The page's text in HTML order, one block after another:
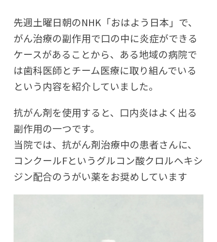
先週土曜日朝のNHK「おはよう日本」で、
がん治療の副作用で口の中に炎症ができる
ケースがあることから、ある地域の病院で
は歯科医師とチーム医療に取り組んでいる
という内容を紹介していました。
抗がん剤を使用すると、口内炎はよく出る
副作用の一つです。
当院では、抗がん剤治療中の患者さんに、
コンクールFというグルコン酸クロルヘキシ
ジン配合のうがい薬をお奨めしています